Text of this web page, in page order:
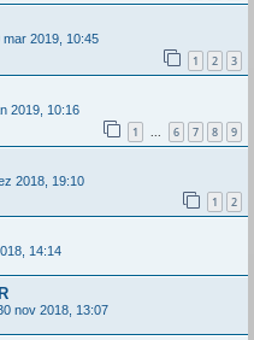
mar 2019, 10:45
1 2 3
2019, 10:16
1 ... 6 7 8 9
2018, 19:10
1 2
14:14
nov 2018, 13:07